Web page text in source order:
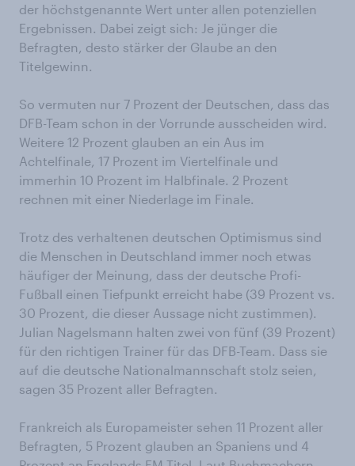
der höchstgenannte Wert unter allen potenziellen
Ergebnissen. Dabei zeigt sich: Je jünger die
Befragten, desto stärker der Glaube an den
Titelgewinn.
So vermuten nur 7 Prozent der Deutschen, dass das
DFB-Team schon in der Vorrunde ausscheiden wird.
Weitere 12 Prozent glauben an ein Aus im
Achtelfinale, 17 Prozent im Viertelfinale und
immerhin 10 Prozent im Halbfinale. 2 Prozent
rechnen mit einer Niederlage im Finale.
Trotz des verhaltenen deutschen Optimismus sind
die Menschen in Deutschland immer noch etwas
häufiger der Meinung, dass der deutsche Profi-
Fußball einen Tiefpunkt erreicht habe (39 Prozent vs.
30 Prozent, die dieser Aussage nicht zustimmen).
Julian Nagelsmann halten zwei von fünf (39 Prozent)
für den richtigen Trainer für das DFB-Team. Dass sie
auf die deutsche Nationalmannschaft stolz seien,
sagen 35 Prozent aller Befragten.
Frankreich als Europameister sehen 11 Prozent aller
Befragten, 5 Prozent glauben an Spaniens und 4